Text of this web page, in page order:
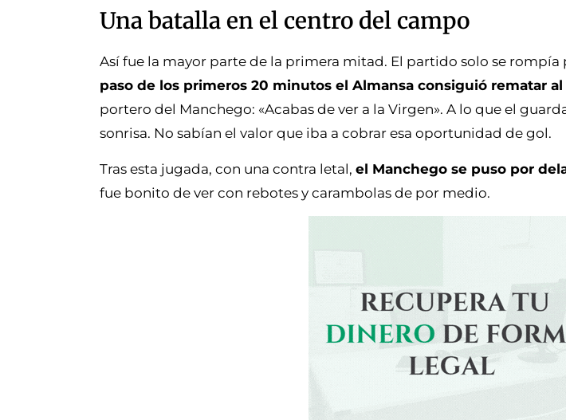
Una batalla en el centro del campo
Así fue la mayor parte de la primera mitad. El partido solo se rompía
paso de los primeros 20 minutos el Almansa consiguió rematar al
portero del Manchego: «Acabas de ver a la Virgen». A lo que el
sonrisa. No sabían el valor que iba a cobrar esa oportunidad de gol.
Tras esta jugada, con una contra letal, el Manchego se puso por
fue bonito de ver con rebotes y carambolas de por medio.